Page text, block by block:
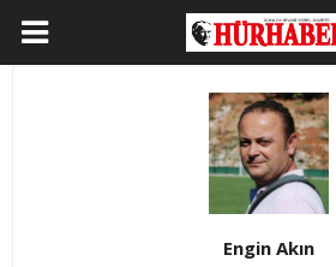
Engin Akın